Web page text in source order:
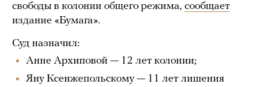
свободы в колонии общего режима, сообщает
издание «Бумага».
Суд назначил:
Анне Архиповой — 12 лет колонии;
Яну Ксенжепольскому — 11 лет лишения